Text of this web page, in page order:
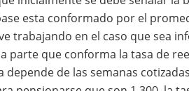
esta conformado por el
trabajando en el caso que sea
parte que conforma la tasa de
de las semanas